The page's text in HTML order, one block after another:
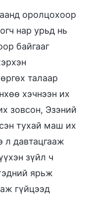
оролцохоор
нар урьд нь
байгааг
талаар
хэчнээн их
зовсон, Эзэний
тухай маш их
л давтацгааж
зүйл ч
ярьж
гүйцээд